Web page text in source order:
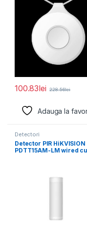
100.83lei 228.56lei
Adauga la
Detectori
Detector PIR HiKVISION
PDTT15AM-LM wired cu